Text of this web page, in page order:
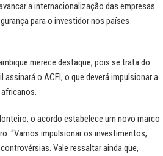
a internacionalização das empresas
para o investidor nos países
merece destaque, pois se trata do
o ACFI, o que deverá impulsionar a
o acordo estabelece um novo marco
“Vamos impulsionar os investimentos,
Vale ressaltar ainda que,